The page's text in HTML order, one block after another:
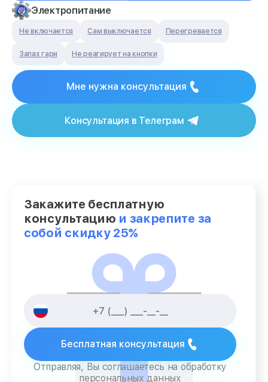
Электропитание
Не включается Сам выключается Перегревается
Запах гари Не реагирует на кнопки
Мне нужна консультация
Консультация в Телеграм
Закажите бесплатную
консультацию и закрепите за
собой скидку 25%
Бесплатная консультация
Отправляя, Вы соглашаетесь на обработку
персональных данных